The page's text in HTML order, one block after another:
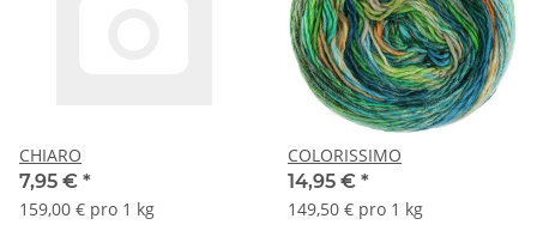
CHIARO
7,95 € *
159,00 € pro 1 kg
COLORISSIMO
14,95 € *
149,50 € pro 1 kg